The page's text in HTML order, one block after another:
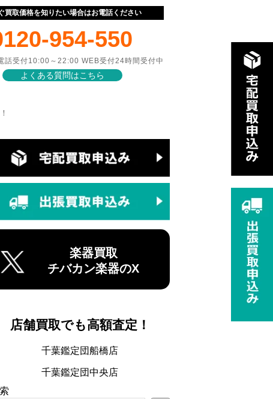
買取価格を知りたい場合はお電話ください
954-550
話受付10:00～22:00 WEB受付24時間受付中
よくある質問はこちら
楽器買取
チバカン楽器のX
店舗買取でも高額査定！
千葉鑑定団船橋店
千葉鑑定団中央店